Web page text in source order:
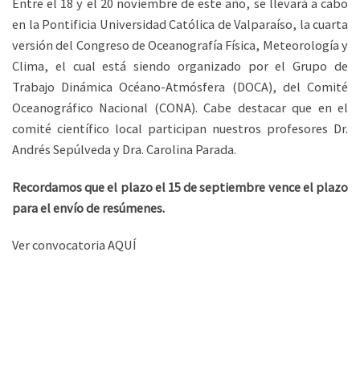
Entre el 18 y el 20 noviembre de este año, se llevará a cabo
en la Pontificia Universidad Católica de Valparaíso, la cuarta
versión del Congreso de Oceanografía Física, Meteorología y
Clima, el cual está siendo organizado por el Grupo de
Trabajo Dinámica Océano-Atmósfera (DOCA), del Comité
Oceanográfico Nacional (CONA). Cabe destacar que en el
comité científico local participan nuestros profesores Dr.
Andrés Sepúlveda y Dra. Carolina Parada.
Recordamos que el plazo el 15 de septiembre vence el plazo
para el envío de resúmenes.
Ver convocatoria AQUÍ